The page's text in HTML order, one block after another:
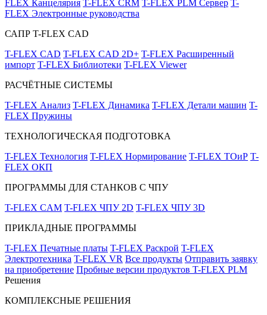
FLEX Канцелярия T-FLEX CRM T-FLEX PLM Сервер T-
FLEX Электронные руководства
САПР T-FLEX CAD
T-FLEX CAD T-FLEX CAD 2D+ T-FLEX Расширенный
импорт T-FLEX Библиотеки T-FLEX Viewer
РАСЧЁТНЫЕ СИСТЕМЫ
T-FLEX Анализ T-FLEX Динамика T-FLEX Детали машин T-
FLEX Пружины
ТЕХНОЛОГИЧЕСКАЯ ПОДГОТОВКА
T-FLEX Технология T-FLEX Нормирование T-FLEX ТОиР T-
FLEX ОКП
ПРОГРАММЫ ДЛЯ СТАНКОВ С ЧПУ
T-FLEX CAM T-FLEX ЧПУ 2D T-FLEX ЧПУ 3D
ПРИКЛАДНЫЕ ПРОГРАММЫ
T-FLEX Печатные платы T-FLEX Раскрой T-FLEX
Электротехника T-FLEX VR Все продукты Отправить заявку
на приобретение Пробные версии продуктов T-FLEX PLM
Решения
КОМПЛЕКСНЫЕ РЕШЕНИЯ